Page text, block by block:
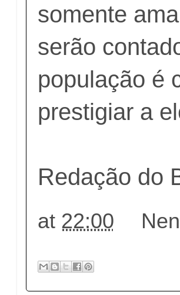
somente
serão
população é
prestigiar a
Redação do
at 22:00